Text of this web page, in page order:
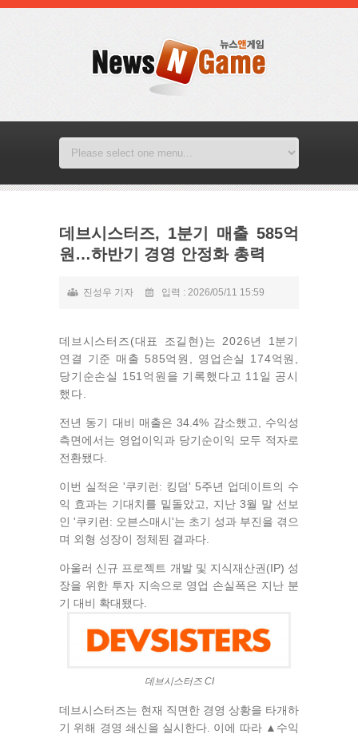
데브시스터즈, 1분기 매출 585억
원…하반기 경영 안정화 총력
진성우 기자 입력 : 2026/05/11 15:59
데브시스터즈(대표 조길현)는 2026년 1분기
연결 기준 매출 585억원, 영업손실 174억원,
당기순손실 151억원을 기록했다고 11일 공시
했다.
전년 동기 대비 매출은 34.4% 감소했고, 수익성
측면에서는 영업이익과 당기순이익 모두 적자로
전환됐다.
이번 실적은 '쿠키런: 킹덤' 5주년 업데이트의 수
익 효과는 기대치를 밑돌았고, 지난 3월 말 선보
인 '쿠키런: 오븐스매시'는 초기 성과 부진을 겪으
며 외형 성장이 정체된 결과다.
아울러 신규 프로젝트 개발 및 지식재산권(IP) 성
장을 위한 투자 지속으로 영업 손실폭은 지난 분
기 대비 확대됐다.
데브시스터즈 CI
데브시스터즈는 현재 직면한 경영 상황을 타개하
기 위해 경영 쇄신을 실시한다. 이에 따라 ▲수익